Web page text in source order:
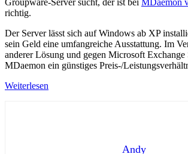
richtig.
Der Server lässt sich auf Windows ab XP
sein Geld eine umfangreiche Ausstattung. Im
anderer Lösung und gegen Microsoft Exchange
MDaemon ein günstiges Preis-/
Weiterlesen
Andy